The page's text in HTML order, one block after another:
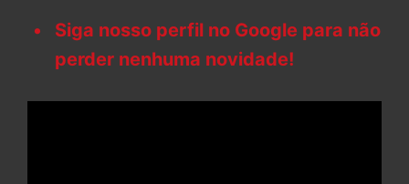
Siga nosso perfil no Google para não
perder nenhuma novidade!